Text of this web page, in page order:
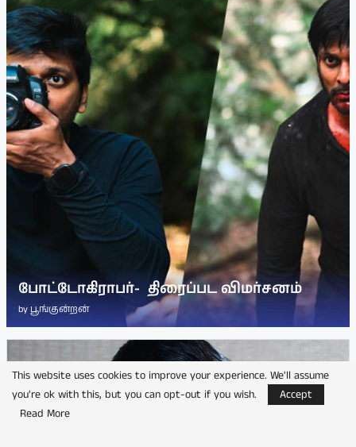
போட்டோகிராபர்- ‌ திரைப்பட விமர்சனம்
by பூங்குன்றன்
This website uses cookies to improve your experience. We'll assume
you're ok with this, but you can opt-out if you wish.
Accept
Read More